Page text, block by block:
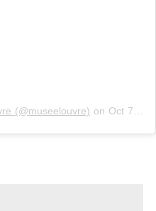
(@museelouvre) on Oct 7, 2019 at 8:38am PDT